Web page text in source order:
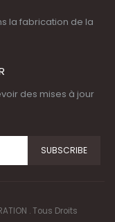
la fabrication de la
des mises à jour
. Tous Droits